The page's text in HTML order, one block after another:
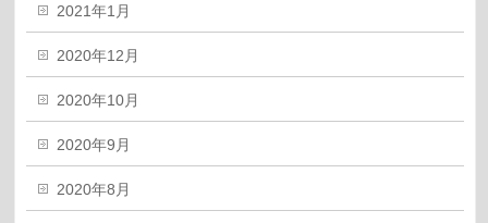
2021年1月
2020年12月
2020年10月
2020年9月
2020年8月